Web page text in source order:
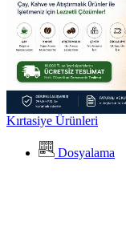
Kırtasiye Ürünleri
Dosyalama